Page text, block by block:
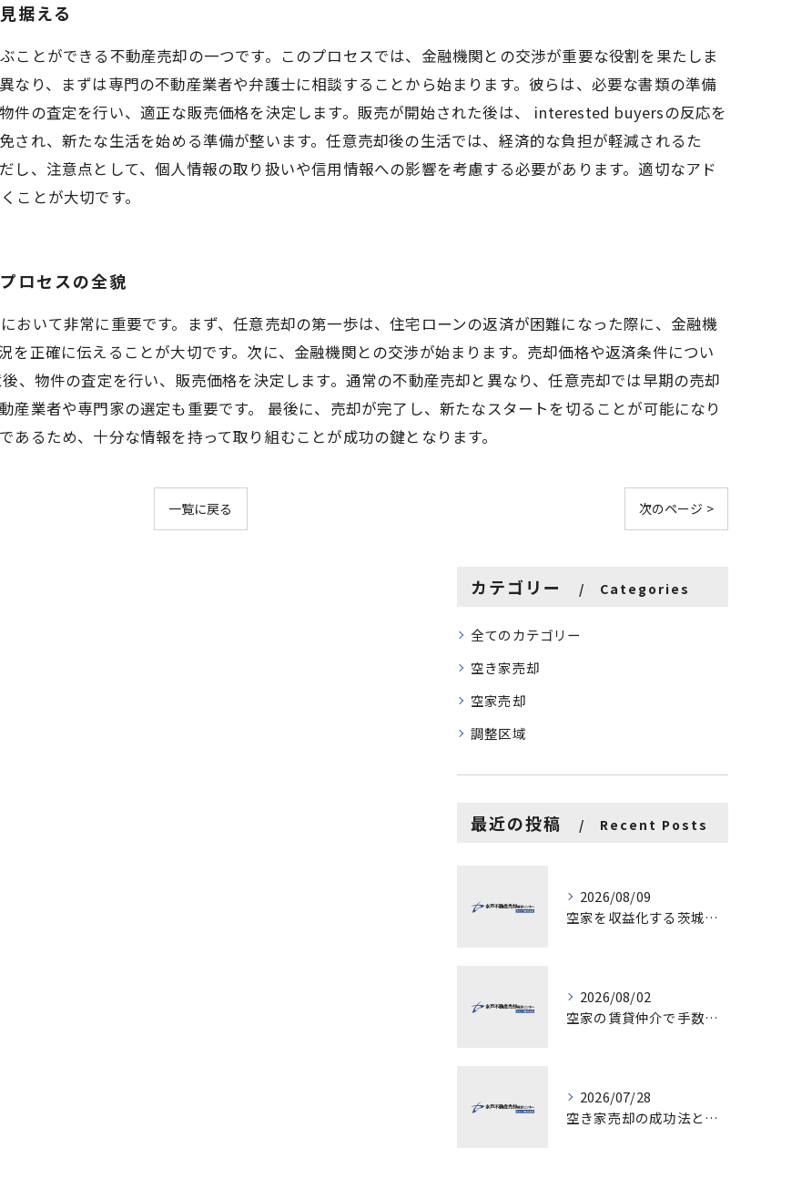
据える
ことができる不動産売却の一つです。このプロセスでは、金融機関との交渉が重要な役割を果たしま
なり、まずは専門の不動産業者や弁護士に相談することから始まります。彼らは、必要な書類の準備
件の査定を行い、適正な販売価格を決定します。販売が開始された後は、 interested buyersの反応を
され、新たな生活を始める準備が整います。任意売却後の生活では、経済的な負担が軽減されるた
し、注意点として、個人情報の取り扱いや信用情報への影響を考慮する必要があります。適切なアド
ことが大切です。
ロセスの全貌
おいて非常に重要です。まず、任意売却の第一歩は、住宅ローンの返済が困難になった際に、金融機
を正確に伝えることが大切です。次に、金融機関との交渉が始まります。売却価格や返済条件につい
、物件の査定を行い、販売価格を決定します。通常の不動産売却と異なり、任意売却では早期の売却
産業者や専門家の選定も重要です。 最後に、売却が完了し、新たなスタートを切ることが可能になり
あるため、十分な情報を持って取り組むことが成功の鍵となります。
一覧に戻る 次のページ >
カテゴリー Categories
全てのカテゴリー
空き家売却
空家売却
調整区域
最近の投稿 Recent Posts
2026/08/09
空家を収益化する茨城県水戸市古河市での具体的ステップと成功ポイント
2026/08/02
空家の賃貸仲介で手数料と上限を徹底解説し200万円物件の注意点も紹介
2026/07/28
空き家売却の成功法と注意点